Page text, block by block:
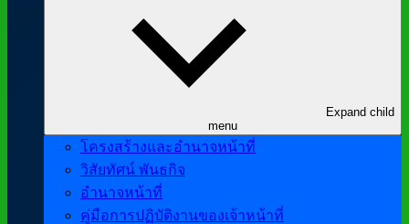
Expand child
menu
โครงสร้างและอำนาจหน้าที่
วิสัยทัศน์ พันธกิจ
อำนาจหน้าที่
คู่มือการปฏิบัติงานของเจ้าหน้าที่